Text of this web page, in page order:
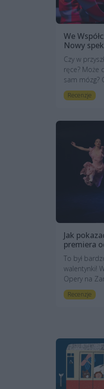
We
Nowy
Czy w
ręce? Może
sam mózg?
Recenzje
Jak
premiera
To był
walentynki!
Opery na
Recenzje